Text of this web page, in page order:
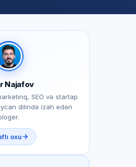
Najafov
SEO və startap
dilində izah edən
oxu